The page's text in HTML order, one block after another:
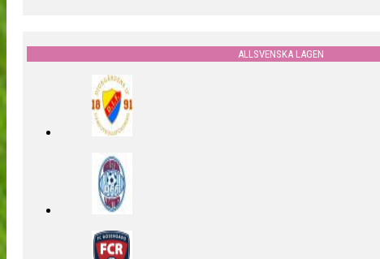
ALLSVENSKA LAGEN